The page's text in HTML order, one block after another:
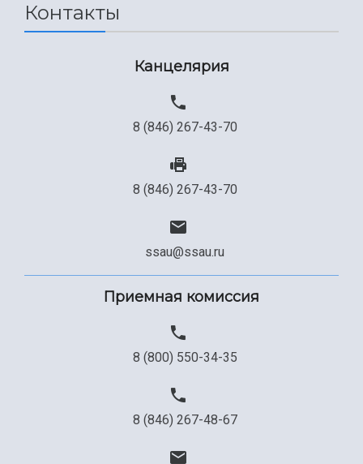
Контакты
Канцелярия
8 (846) 267-43-70
8 (846) 267-43-70
ssau@ssau.ru
Приемная комиссия
8 (800) 550-34-35
8 (846) 267-48-67